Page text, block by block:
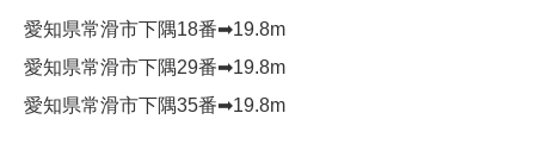
愛知県常滑市下隅18番➡︎19.8m
愛知県常滑市下隅29番➡︎19.8m
愛知県常滑市下隅35番➡︎19.8m